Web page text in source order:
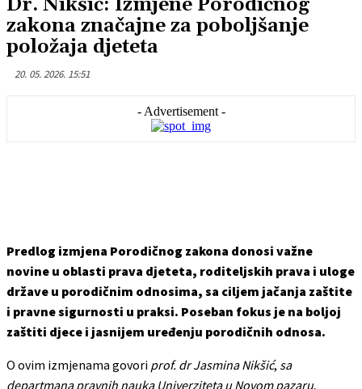
Dr. Nikšić: Izmjene Porodičnog
zakona značajne za poboljšanje
položaja djeteta
20. 05. 2026. 15:51
- Advertisement -
Predlog izmjena Porodičnog zakona donosi važne
novine u oblasti prava djeteta, roditeljskih prava i uloge
države u porodičnim odnosima, sa ciljem jačanja zaštite
i pravne sigurnosti u praksi. Poseban fokus je na boljoj
zaštiti djece i jasnijem uređenju porodičnih odnosa.
O ovim izmjenama govori prof. dr Jasmina Nikšić, sa
departmana pravnih nauka Univerziteta u Novom pazaru,